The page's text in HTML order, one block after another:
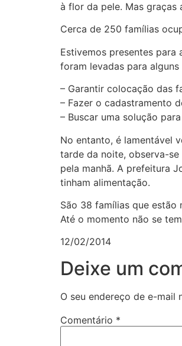
à flor da pele. Mas graças
Cerca de 250 famílias
Estivemos presentes
foram levadas para
– Garantir colocação das
– Fazer o cadastramento
– Buscar uma solução
No entanto, é lamentável
tarde da noite, observa-
pela manhã. A prefeitura
tinham alimentação.
São 38 famílias que estão
Até o momento não se
12/02/2014
Deixe um
O seu endereço de e-mail
Comentário *